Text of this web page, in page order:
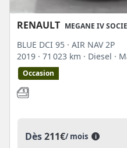
RENAULT MEGANE IV
BLUE DCI 95 · AIR NAV 2P
2019 · 71 023 km · Diesel ·
Occasion
Dès211€/ mois i